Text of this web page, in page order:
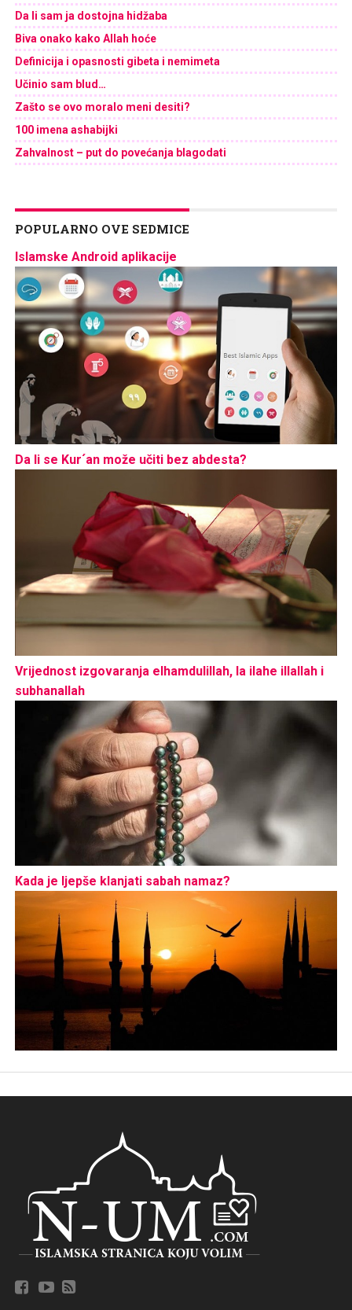
Da li sam ja dostojna hidžaba
Biva onako kako Allah hoće
Definicija i opasnosti gibeta i nemimeta
Učinio sam blud…
Zašto se ovo moralo meni desiti?
100 imena ashabijki
Zahvalnost – put do povećanja blagodati
POPULARNO OVE SEDMICE
Islamske Android aplikacije
Da li se Kur´an može učiti bez abdesta?
Vrijednost izgovaranja elhamdulillah, la ilahe illallah i
subhanallah
Kada je ljepše klanjati sabah namaz?